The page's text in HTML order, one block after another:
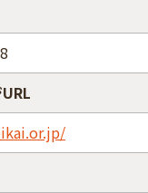
関節大全
ひざ関節ナビ